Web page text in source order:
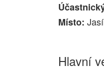
Místo:
Hlavní